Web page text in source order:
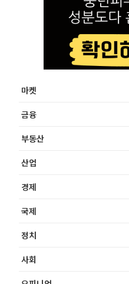
마켓
금융
부동산
산업
경제
국제
정치
사회